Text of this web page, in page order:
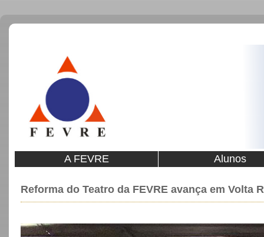
A FEVRE Alunos
Reforma do Teatro da FEVRE avança em Volta